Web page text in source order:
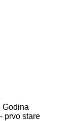
Godina
prvo stare